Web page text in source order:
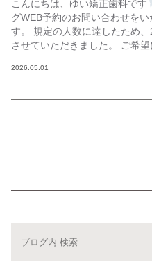
こんにちは、ゆい矯正歯科です
グWEB予約のお問い合わせを
す。 規定の人数に達したため
させていただきました。 ご希
2026.05.01